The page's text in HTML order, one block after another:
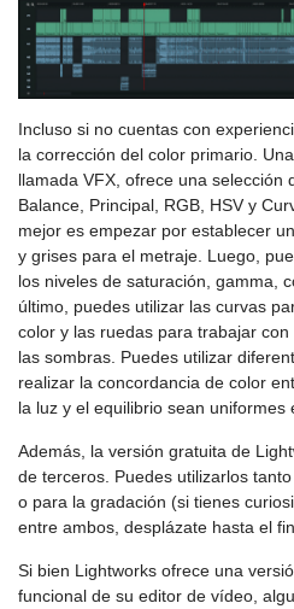
Incluso si no cuentas con
la corrección del color primario.
llamada VFX, ofrece una selección
Balance, Principal, RGB, HSV y
mejor es empezar por establecer
y grises para el metraje. Luego,
los niveles de saturación, gamma,
último, puedes utilizar las curvas
color y las ruedas para trabajar
las sombras. Puedes utilizar
realizar la concordancia de color
la luz y el equilibrio sean uniformes
Además, la versión gratuita de
de terceros. Puedes utilizarlos
o para la gradación (si tienes
entre ambos, desplázate hasta el
Si bien Lightworks ofrece una
funcional de su editor de vídeo,